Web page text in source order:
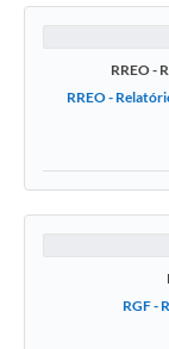
RREO -
RREO -
RGF -